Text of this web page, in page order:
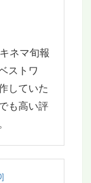
ネマ旬報
ストワ
していた
も高い評